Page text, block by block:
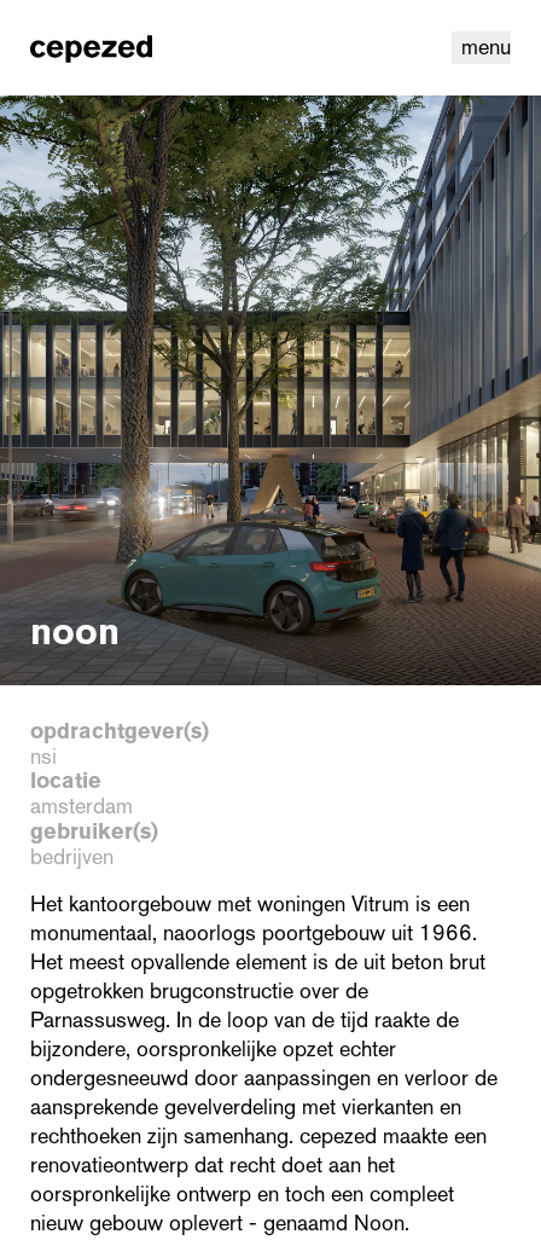
menu
linkedininstagram cookies | en
noon
opdrachtgever(s)
nsi
locatie
amsterdam
gebruiker(s)
bedrijven
Het kantoorgebouw met woningen Vitrum is een
monumentaal, naoorlogs poortgebouw uit 1966.
Het meest opvallende element is de uit beton brut
opgetrokken brugconstructie over de
Parnassusweg. In de loop van de tijd raakte de
bijzondere, oorspronkelijke opzet echter
ondergesneeuwd door aanpassingen en verloor de
aansprekende gevelverdeling met vierkanten en
rechthoeken zijn samenhang. cepezed maakte een
renovatieontwerp dat recht doet aan het
oorspronkelijke ontwerp en toch een compleet
nieuw gebouw oplevert - genaamd Noon.